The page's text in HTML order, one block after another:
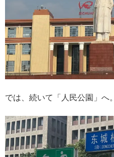
では、続いて「人民公園」へ。